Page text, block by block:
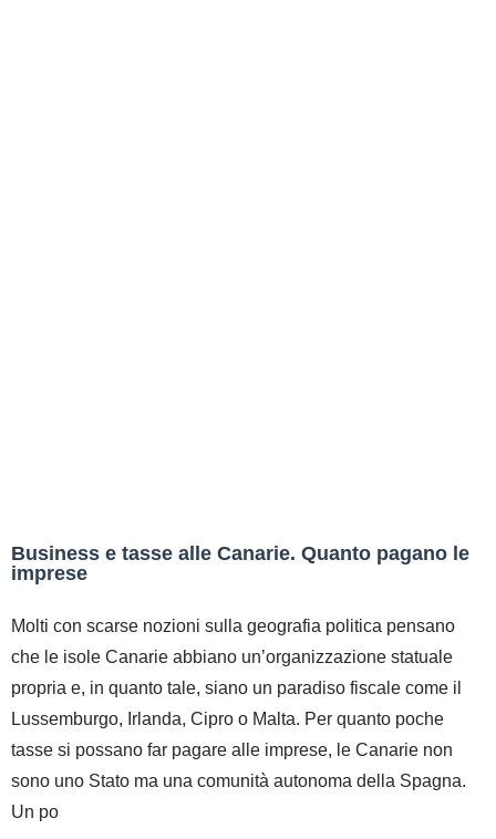
Business e tasse alle Canarie. Quanto pagano le
imprese
Molti con scarse nozioni sulla geografia politica pensano
che le isole Canarie abbiano un’organizzazione statuale
propria e, in quanto tale, siano un paradiso fiscale come il
Lussemburgo, Irlanda, Cipro o Malta. Per quanto poche
tasse si possano far pagare alle imprese, le Canarie non
sono uno Stato ma una comunità autonoma della Spagna.
Un po